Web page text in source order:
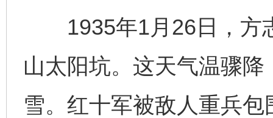
1935年1月26日，方
山太阳坑。这天气温骤
雪。红十军被敌人重兵